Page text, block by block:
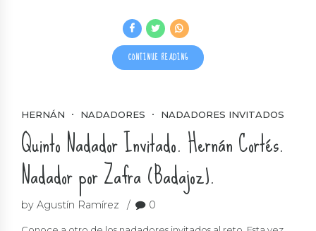
CONTINUE READING
HERNÁN NADADORES NADADORES INVITADOS
Quinto Nadador Invitado. Hernán Cortés.
Nadador por Zafra (Badajoz).
by Agustín Ramírez 0